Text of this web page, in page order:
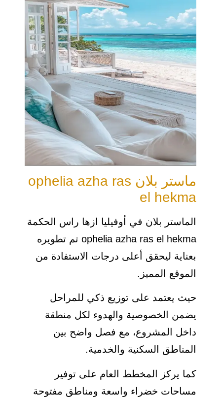
ماستر بلان ophelia azha ras
el hekma
الماستر بلان في أوفيليا ازها راس الحكمة
ophelia azha ras el hekma تم تطويره
بعناية ليحقق أعلى درجات الاستفادة من
الموقع المميز.
حيث يعتمد على توزيع ذكي للمراحل
يضمن الخصوصية والهدوء لكل منطقة
داخل المشروع، مع فصل واضح بين
المناطق السكنية والخدمية.
كما يركز المخطط العام على توفير
مساحات خضراء واسعة ومناطق مفتوحة